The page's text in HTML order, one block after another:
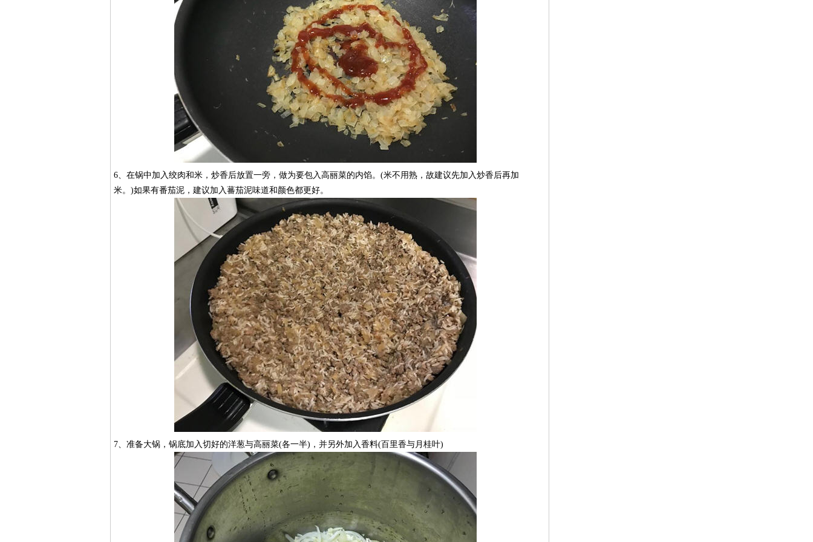
6、在锅中加入绞肉和米，炒香后放置一旁，做为要包入高丽菜的内馅。(米不用熟，故建议先加入炒香后再加
米。)如果有番茄泥，建议加入蕃茄泥味道和颜色都更好。
7、准备大锅，锅底加入切好的洋葱与高丽菜(各一半)，并另外加入香料(百里香与月桂叶)